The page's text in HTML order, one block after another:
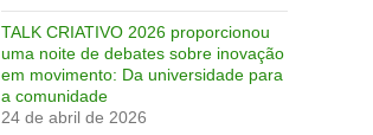
TALK CRIATIVO 2026 proporcionou
uma noite de debates sobre inovação
em movimento: Da universidade para
a comunidade
24 de abril de 2026